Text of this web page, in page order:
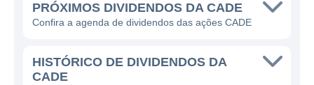
PRÓXIMOS DIVIDENDOS DA CADE
Confira a agenda de dividendos das ações CADE
HISTÓRICO DE DIVIDENDOS DA
CADE